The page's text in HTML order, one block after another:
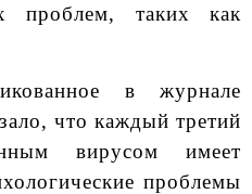
проблем, таких как
в журнале
что каждый третий
вирусом имеет
проблемы